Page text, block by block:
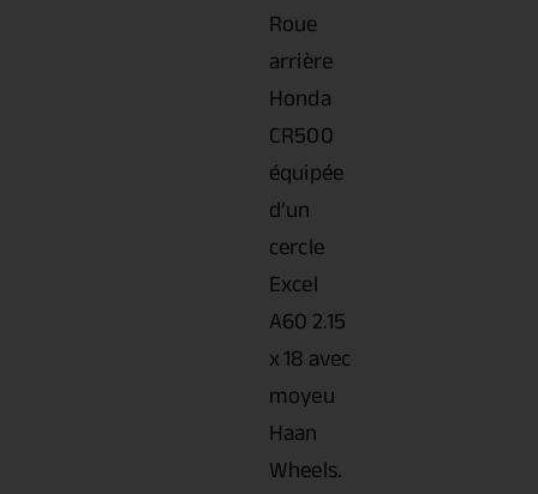
Roue
arrière
Honda
CR500
équipée
d’un
cercle
Excel
A60 2.15
x 18 avec
moyeu
Haan
Wheels.